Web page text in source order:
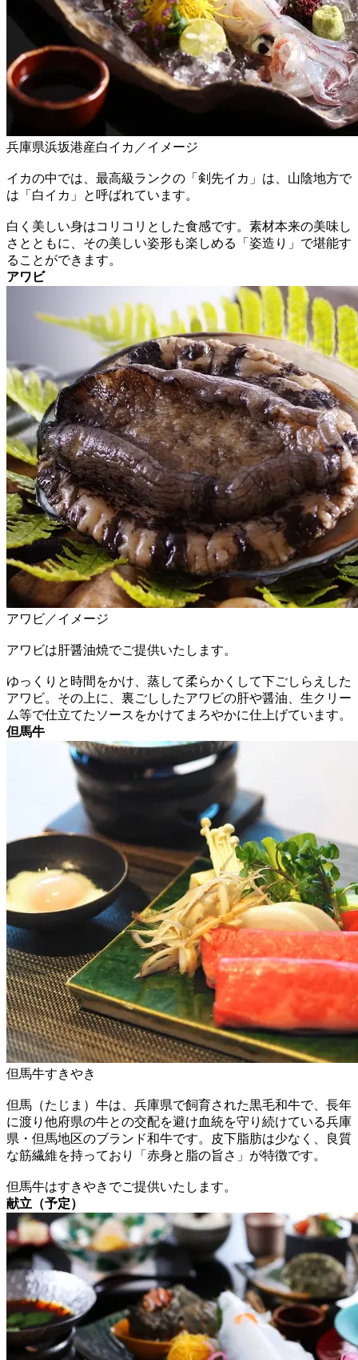
兵庫県浜坂港産白イカ／イメージ
イカの中では、最高級ランクの「剣先イカ」は、山陰地方で
は「白イカ」と呼ばれています。
白く美しい身はコリコリとした食感です。素材本来の美味し
さとともに、その美しい姿形も楽しめる「姿造り」で堪能す
ることができます。
アワビ
アワビ／イメージ
アワビは肝醤油焼でご提供いたします。
ゆっくりと時間をかけ、蒸して柔らかくして下ごしらえした
アワビ。その上に、裏ごししたアワビの肝や醤油、生クリー
ム等で仕立てたソースをかけてまろやかに仕上げています。
但馬牛
但馬牛すきやき
但馬（たじま）牛は、兵庫県で飼育された黒毛和牛で、長年
に渡り他府県の牛との交配を避け血統を守り続けている兵庫
県・但馬地区のブランド和牛です。皮下脂肪は少なく、良質
な筋繊維を持っており「赤身と脂の旨さ」が特徴です。
但馬牛はすきやきでご提供いたします。
献立（予定）